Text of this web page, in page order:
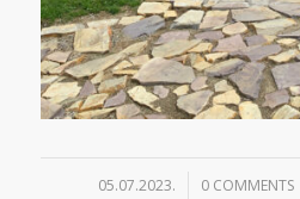
05.07.2023.
/ 0 COMMENTS
/